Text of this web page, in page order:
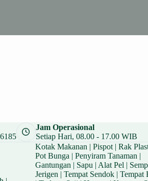
Jam Operasional
Setiap Hari, 08.00 - 17.00 WIB
Kotak Makanan | Pispot| Rak
Pot Bunga | Penyiram Tanaman |
Gantungan | Sapu | Alat Pel |
Jerigen | Tempat Sendok| Tempat